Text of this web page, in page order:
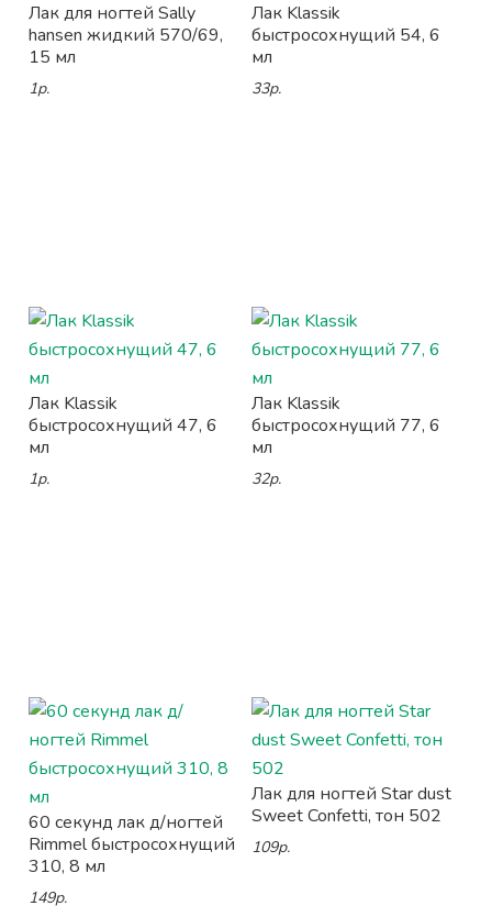
Лак для ногтей Sally
hansen жидкий 570/69,
15 мл
1р.
Лак Klassik
быстросохнущий 54, 6
мл
33р.
Лак Klassik
быстросохнущий 47, 6
мл
1р.
Лак Klassik
быстросохнущий 77, 6
мл
32р.
60 секунд лак д/ногтей
Rimmel быстросохнущий
310, 8 мл
149р.
Лак для ногтей Star dust
Sweet Confetti, тон 502
109р.